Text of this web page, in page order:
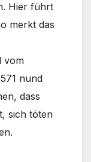
Hier führt
merkt das
vom
nund
dass
sich töten